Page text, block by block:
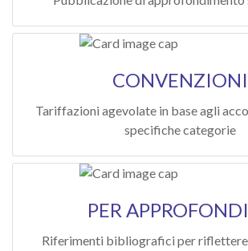
CONVENZIONI
Tariffazioni agevolate in base agli
specifiche categorie
PER
Riferimenti bibliografici per riflettere